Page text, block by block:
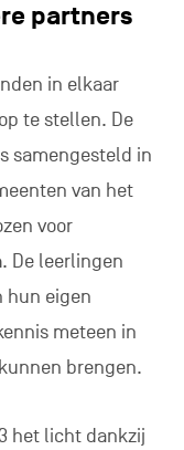
partners
in elkaar
te stellen. De
samengesteld in
van het
voor
. De leerlingen
hun eigen
meteen in
brengen.
het licht dankzij